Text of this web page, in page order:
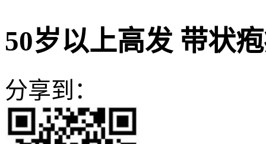
50岁以上高发 带状
分享到：